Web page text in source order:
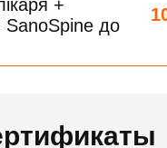
+
SanoSpine до